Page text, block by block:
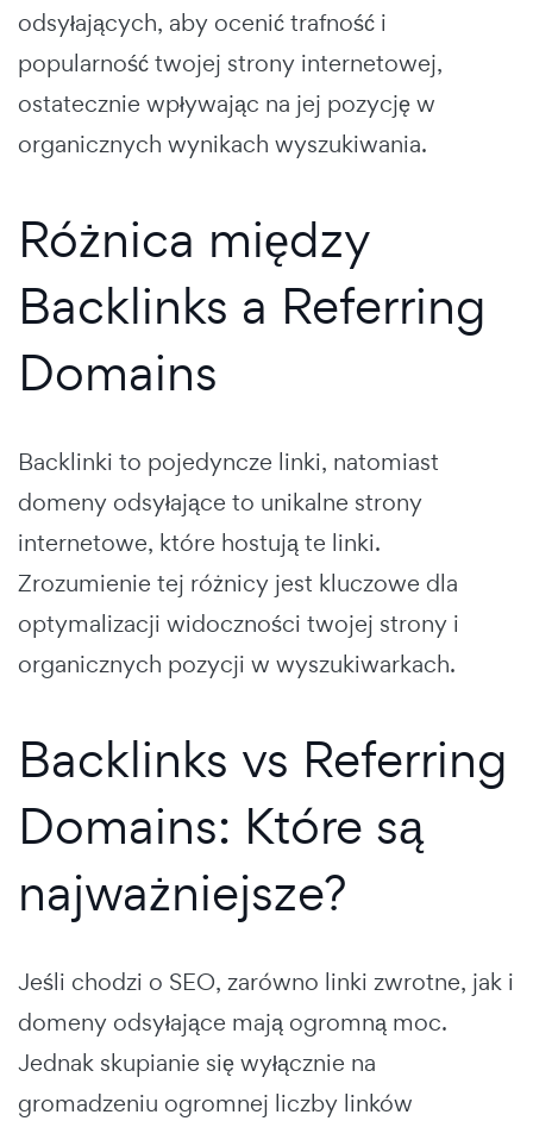
odsyłających, aby ocenić trafność i
popularność twojej strony internetowej,
ostatecznie wpływając na jej pozycję w
organicznych wynikach wyszukiwania.
Różnica między
Backlinks a Referring
Domains
Backlinki to pojedyncze linki, natomiast
domeny odsyłające to unikalne strony
internetowe, które hostują te linki.
Zrozumienie tej różnicy jest kluczowe dla
optymalizacji widoczności twojej strony i
organicznych pozycji w wyszukiwarkach.
Backlinks vs Referring
Domains: Które są
najważniejsze?
Jeśli chodzi o SEO, zarówno linki zwrotne, jak i
domeny odsyłające mają ogromną moc.
Jednak skupianie się wyłącznie na
gromadzeniu ogromnej liczby linków